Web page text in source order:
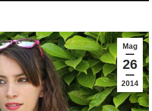
Mag
26
2014